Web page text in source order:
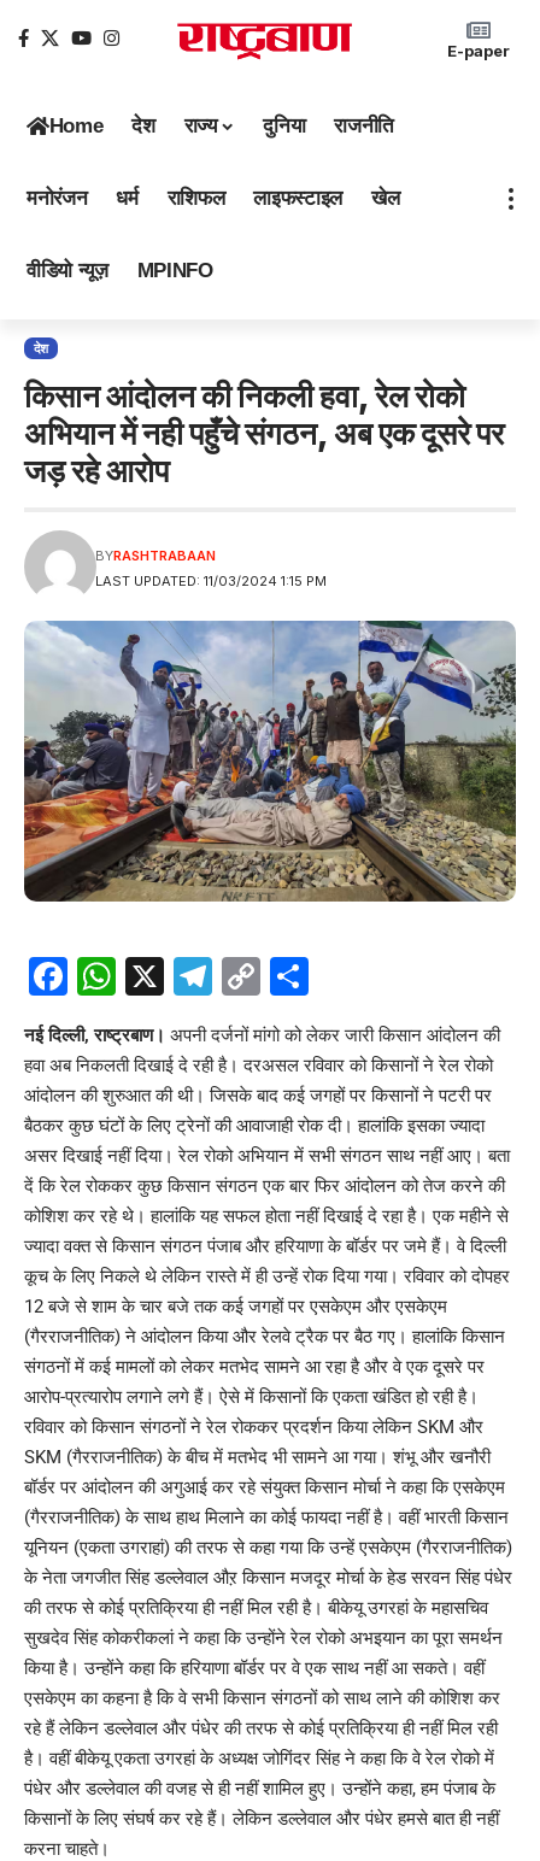
E-paper
Home देश राज्य दुनिया राजनीति
मनोरंजन धर्म राशिफल लाइफस्टाइल खेल
वीडियो न्यूज़ MPINFO
देश
किसान आंदोलन की निकली हवा, रेल रोको
अभियान में नही पहुँचे संगठन, अब एक दूसरे पर
जड़ रहे आरोप
LAST UPDATED: 11/03/2024 1:15 PM
BYRASHTRABAAN
Facebook
WhatsApp
X Telegram
Copy
Link
नई दिल्ली, राष्ट्रबाण। अपनी दर्जनों मांगो को लेकर जारी किसान आंदोलन की
हवा अब निकलती दिखाई दे रही है। दरअसल रविवार को किसानों ने रेल रोको
आंदोलन की शुरुआत की थी। जिसके बाद कई जगहों पर किसानों ने पटरी पर
बैठकर कुछ घंटों के लिए ट्रेनों की आवाजाही रोक दी। हालांकि इसका ज्यादा
असर दिखाई नहीं दिया। रेल रोको अभियान में सभी संगठन साथ नहीं आए। बता
दें कि रेल रोककर कुछ किसान संगठन एक बार फिर आंदोलन को तेज करने की
कोशिश कर रहे थे। हालांकि यह सफल होता नहीं दिखाई दे रहा है। एक महीने से
ज्यादा वक्त से किसान संगठन पंजाब और हरियाणा के बॉर्डर पर जमे हैं। वे दिल्ली
कूच के लिए निकले थे लेकिन रास्ते में ही उन्हें रोक दिया गया। रविवार को दोपहर
12 बजे से शाम के चार बजे तक कई जगहों पर एसकेएम और एसकेएम
(गैरराजनीतिक) ने आंदोलन किया और रेलवे ट्रैक पर बैठ गए। हालांकि किसान
संगठनों में कई मामलों को लेकर मतभेद सामने आ रहा है और वे एक दूसरे पर
आरोप-प्रत्यारोप लगाने लगे हैं। ऐसे में किसानों कि एकता खंडित हो रही है।
रविवार को किसान संगठनों ने रेल रोककर प्रदर्शन किया लेकिन SKM और
SKM (गैरराजनीतिक) के बीच में मतभेद भी सामने आ गया। शंभू और खनौरी
बॉर्डर पर आंदोलन की अगुआई कर रहे संयुक्त किसान मोर्चा ने कहा कि एसकेएम
(गैरराजनीतिक) के साथ हाथ मिलाने का कोई फायदा नहीं है। वहीं भारती किसान
यूनियन (एकता उगराहां) की तरफ से कहा गया कि उन्हें एसकेएम (गैरराजनीतिक)
के नेता जगजीत सिंह डल्लेवाल औऱ किसान मजदूर मोर्चा के हेड सरवन सिंह पंधेर
की तरफ से कोई प्रतिक्रिया ही नहीं मिल रही है। बीकेयू उगरहां के महासचिव
सुखदेव सिंह कोकरीकलां ने कहा कि उन्होंने रेल रोको अभइयान का पूरा समर्थन
किया है। उन्होंने कहा कि हरियाणा बॉर्डर पर वे एक साथ नहीं आ सकते। वहीं
एसकेएम का कहना है कि वे सभी किसान संगठनों को साथ लाने की कोशिश कर
रहे हैं लेकिन डल्लेवाल और पंधेर की तरफ से कोई प्रतिक्रिया ही नहीं मिल रही
है। वहीं बीकेयू एकता उगरहां के अध्यक्ष जोगिंदर सिंह ने कहा कि वे रेल रोको में
पंधेर और डल्लेवाल की वजह से ही नहीं शामिल हुए। उन्होंने कहा, हम पंजाब के
किसानों के लिए संघर्ष कर रहे हैं। लेकिन डल्लेवाल और पंधेर हमसे बात ही नहीं
करना चाहते।